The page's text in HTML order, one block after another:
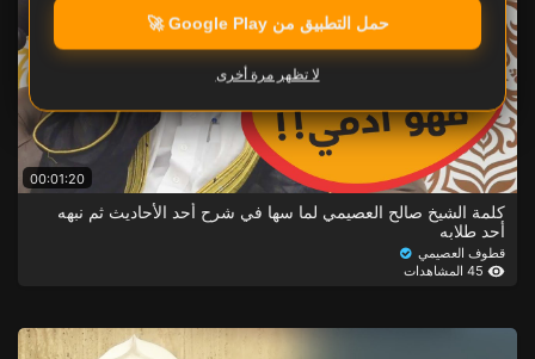
00:01:20
كلمة الشيخ صالح العصيمي لما سها في شرح أحد الأحاديث ثم نبهه
أحد طلابه
قطوف العصيمي
حمل التطبيق من Google Play 🚀
لا تظهر مرة أخرى